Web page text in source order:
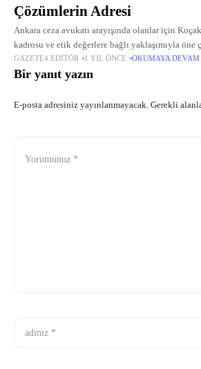
Çözümlerin Adresi
Ankara ceza avukatı arayışında olanlar için
kadrosu ve etik değerlere bağlı yaklaşımıyla öne
bu hukuk bürosu, bireylerin ve kurumların
çözüm
GAZETE4 EDITÖR 1 YIL ÖNCE OKUMAYA DEVAM
Bir yanıt yazın
E-posta adresiniz yayınlanmayacak. Gerekli